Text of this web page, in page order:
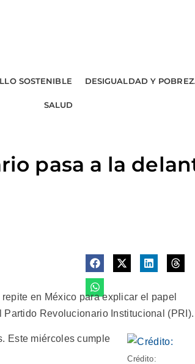
SOSTENIBLE DESIGUALDAD Y
SALUD
pasa a la
en México para explicar el papel
Revolucionario Institucional (PRI).
Crédito:
Este miércoles cumple